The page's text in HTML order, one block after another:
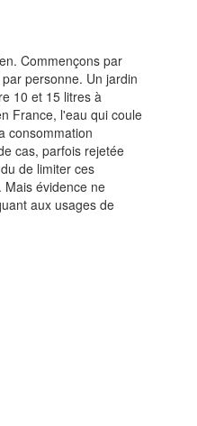
Commençons par
personne. Un jardin
10 et 15 litres à
France, l'eau qui coule
consommation
cas, parfois rejetée
de limiter ces
évidence ne
aux usages de